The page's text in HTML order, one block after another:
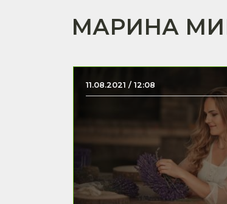
МАРИНА
11.08.2021 / 12:08